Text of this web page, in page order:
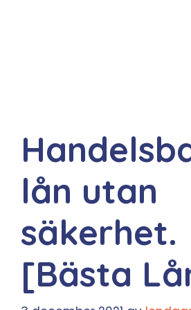
lån utan
säkerhet.
[Bästa